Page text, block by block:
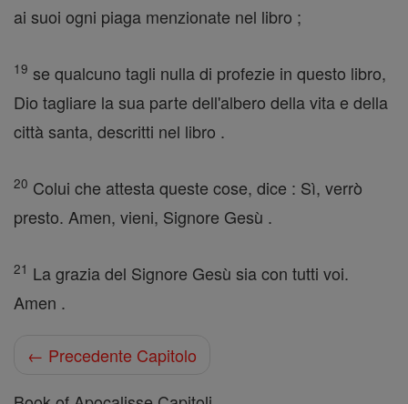
ai suoi ogni piaga menzionate nel libro ;
19 se qualcuno tagli nulla di profezie in questo libro,
Dio tagliare la sua parte dell'albero della vita e della
città santa, descritti nel libro .
20 Colui che attesta queste cose, dice : Sì, verrò
presto. Amen, vieni, Signore Gesù .
21 La grazia del Signore Gesù sia con tutti voi.
Amen .
← Precedente Capitolo